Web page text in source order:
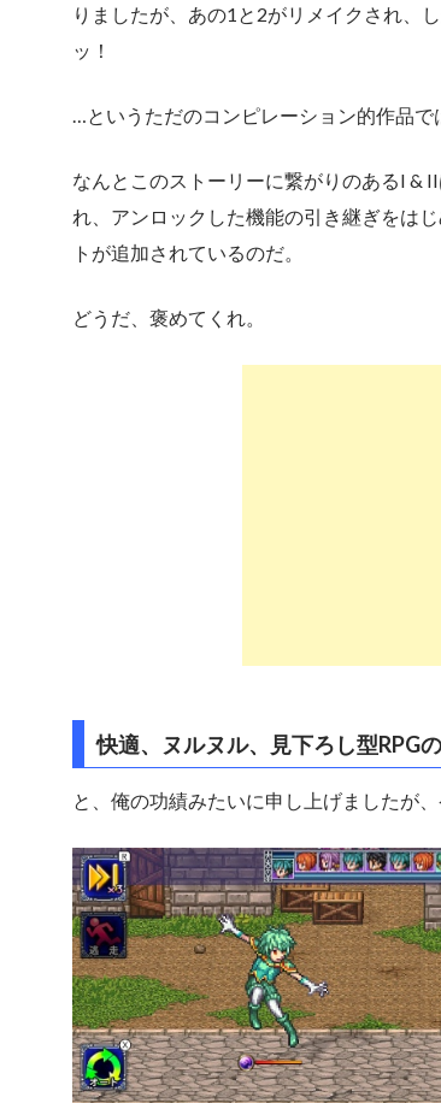
りましたが、あの1と2がリメイクされ、
ッ！
…というただのコンピレーション的作品で
なんとこのストーリーに繋がりのあるI &
れ、アンロックした機能の引き継ぎをは
トが追加されているのだ。
どうだ、褒めてくれ。
快適、ヌルヌル、見下ろし型RPG
と、俺の功績みたいに申し上げましたが